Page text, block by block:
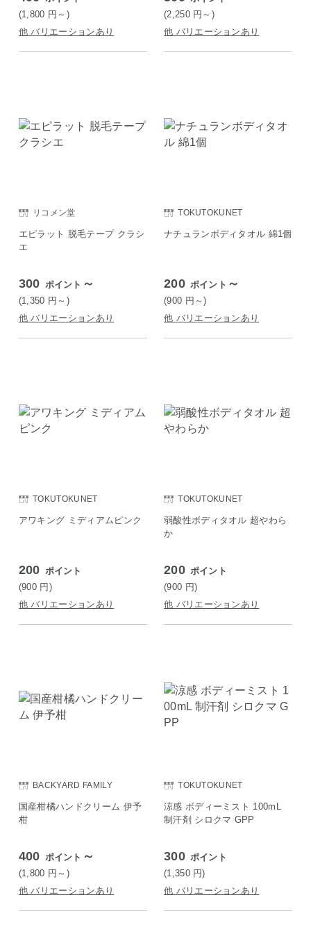
(1,800 円 ～)
他 バリエーションあり
(2,250 円 ～)
他 バリエーションあり
リコメン堂
エピラット 脱毛テープ クラシ
エ
300 ポイント ～
(1,350 円 ～)
他 バリエーションあり
TOKUTOKUNET
ナチュランボディタオル 綿1個
200 ポイント ～
(900 円 ～)
他 バリエーションあり
TOKUTOKUNET
アワキング ミディアムピンク
200 ポイント
(900 円 )
他 バリエーションあり
TOKUTOKUNET
弱酸性ボディタオル 超やわら
か
200 ポイント
(900 円)
他 バリエーションあり
BACKYARD FAMILY
国産柑橘ハンドクリーム 伊予
柑
400 ポイント ～
(1,800 円 ～)
他 バリエーションあり
TOKUTOKUNET
涼感 ボディーミスト 100mL
制汗剤 シロクマ GPP
300 ポイント
(1,350 円)
他 バリエーションあり